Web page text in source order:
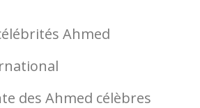
Ahmed
des Ahmed célèbres